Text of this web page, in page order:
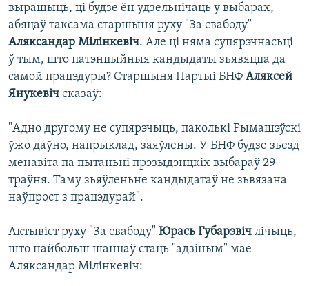
вырашыць, ці будзе ён удзельнічаць у выбарах,
абяцаў таксама старшыня руху "За свабоду"
Аляксандар Мілінкевіч. Але ці няма супярэчнасьці
ў тым, што патэнцыйныя кандыдаты зьявяцца да
самой працэдуры? Старшыня Партыі БНФ Аляксей
Янукевіч сказаў:
"Адно другому не супярэчыць, паколькі Рымашэўскі
ўжо даўно, напрыклад, заяўлены. У БНФ будзе зьезд
менавіта па пытаньні прэзыдэнцкіх выбараў 29
траўня. Таму зьяўленьне кандыдатаў не зьвязана
наўпрост з працэдурай".
Актывіст руху "За свабоду" Юрась Губарэвіч лічыць,
што найбольш шанцаў стаць "адзіным" мае
Аляксандар Мілінкевіч: